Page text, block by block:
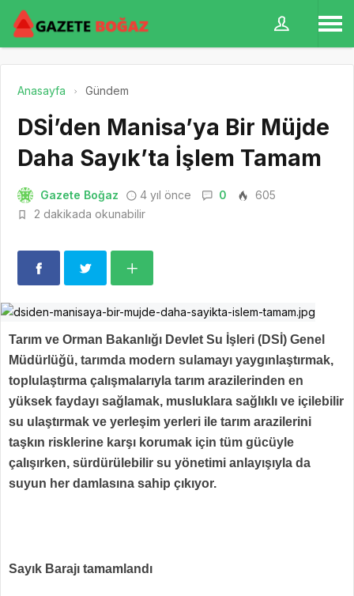
Anasayfa Gündem
DSİ’den Manisa’ya Bir Müjde
Daha Sayık’ta İşlem Tamam
Gazete Boğaz 4 yıl önce 0
605
2 dakikada okunabilir
Tarım ve Orman Bakanlığı Devlet Su İşleri (DSİ) Genel
Müdürlüğü, tarımda modern sulamayı yaygınlaştırmak,
toplulaştırma çalışmalarıyla tarım arazilerinden en
yüksek faydayı sağlamak, musluklara sağlıklı ve içilebilir
su ulaştırmak ve yerleşim yerleri ile tarım arazilerini
taşkın risklerine karşı korumak için tüm gücüyle
çalışırken, sürdürülebilir su yönetimi anlayışıyla da
suyun her damlasına sahip çıkıyor.
Sayık Barajı tamamlandı